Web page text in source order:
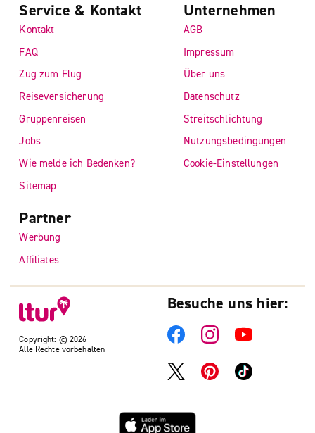
Copyright: © 2026
Alle Rechte vorbehalten
Service & Kontakt
Kontakt
FAQ
Zug zum Flug
Reiseversicherung
Gruppenreisen
Jobs
Wie melde ich Bedenken?
Sitemap
Unternehmen
AGB
Impressum
Über uns
Datenschutz
Streitschlichtung
Nutzungsbedingungen
Cookie-Einstellungen
Partner
Werbung
Affiliates
Besuche uns hier: